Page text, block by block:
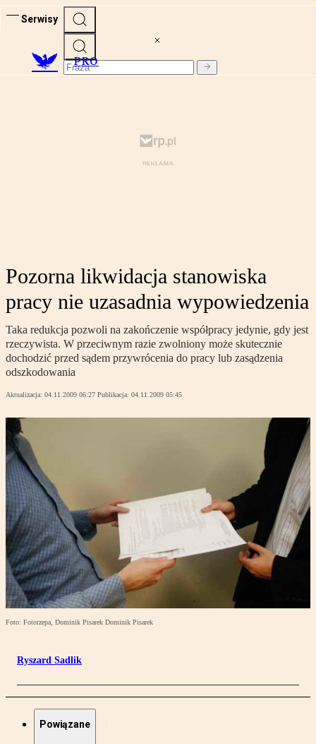
Serwisy
PRO
Pozorna likwidacja stanowiska
pracy nie uzasadnia wypowiedzenia
Taka redukcja pozwoli na zakończenie współpracy jedynie, gdy jest
rzeczywista. W przeciwnym razie zwolniony może skutecznie
dochodzić przed sądem przywrócenia do pracy lub zasądzenia
odszkodowania
Aktualizacja: 04.11.2009 06:27 Publikacja: 04.11.2009 05:45
Foto: Fotorzepa, Dominik Pisarek Dominik Pisarek
Ryszard Sadlik
Powiązane